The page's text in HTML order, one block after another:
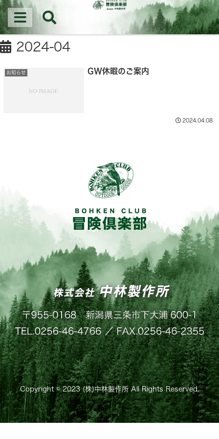
冒険倶楽部│新潟県三条の(株)中林製作所はなた・マルチツール・作業用バッグの
企画・製造を行う会社です。
新潟県三条市のマルチツール・アウトドアナイフ製造会社
2024-04
お知らせ GW休暇のご案内
2024.04.08
Copyright © 2023 (株)中林製作所 All Rights Reserved.